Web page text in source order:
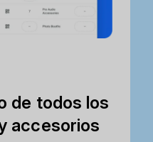
de todos los
accesorios